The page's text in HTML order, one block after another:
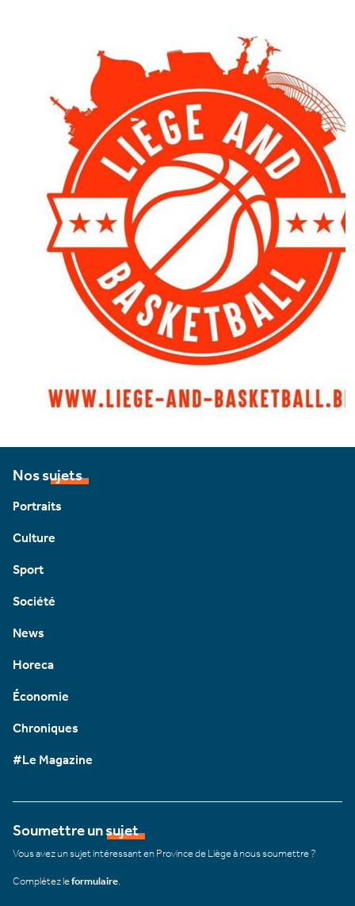
Nos sujets
Portraits
Culture
Sport
Société
News
Horeca
Économie
Chroniques
#Le Magazine
Soumettre un sujet
Vous avez un sujet intéressant en Province de Liège à nous soumettre ?
Complétez leformulaire